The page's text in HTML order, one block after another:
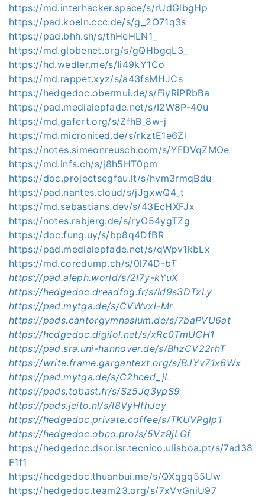
https://md.interhacker.space/s/rUdGlbgHp
https://pad.koeln.ccc.de/s/g_2O71q3s
https://pad.bhh.sh/s/thHeHLN1_
https://md.globenet.org/s/gQHbgqL3_
https://hd.wedler.me/s/Ii49kY1Co
https://md.rappet.xyz/s/a43fsMHJCs
https://hedgedoc.obermui.de/s/FiyRiPRbBa
https://pad.medialepfade.net/s/I2W8P-40u
https://md.gafert.org/s/ZfhB_8w-j
https://md.micronited.de/s/rkztE1e6Zl
https://notes.simeonreusch.com/s/YFDVqZMOe
https://md.infs.ch/s/j8h5HT0pm
https://doc.projectsegfau.lt/s/hvm3rmqBdu
https://pad.nantes.cloud/s/jJgxwQ4_t
https://md.sebastians.dev/s/43EcHXFJx
https://notes.rabjerg.de/s/ryO54ygTZg
https://doc.fung.uy/s/bp8q4DfBR
https://pad.medialepfade.net/s/qWpv1kbLx
https://md.coredump.ch/s/0l74D-bT
https://pad.aleph.world/s/2I7y-kYuX
https://hedgedoc.dreadfog.fr/s/Id9s3DTxLy
https://pad.mytga.de/s/CVWvxl-Mr
https://pads.cantorgymnasium.de/s/7baPVU6at
https://hedgedoc.digilol.net/s/xRc0TmUCH1
https://pad.sra.uni-hannover.de/s/BhzCV22rhT
https://write.frame.gargantext.org/s/BJYv71x6Wx
https://pad.mytga.de/s/C2hced_jL
https://pads.tobast.fr/s/Sz5Jq3ypS9
https://pads.jeito.nl/s/l8VyHfhJey
https://hedgedoc.private.coffee/s/TKUVPglp1
https://hedgedoc.obco.pro/s/5Vz9jLGf
https://hedgedoc.dsor.isr.tecnico.ulisboa.pt/s/7ad38
F1f1
https://hedgedoc.thuanbui.me/s/QXqgq55Uw
https://hedgedoc.team23.org/s/7xVvGniU97